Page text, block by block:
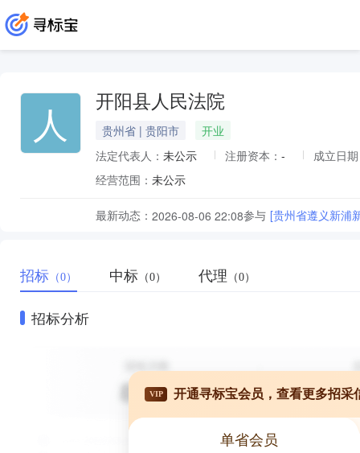
人 开阳县人民法院
贵州省 | 贵阳市
开业
法定代表人： 未公示 注册资本： -
成立日
经营范围： 未公示
最新动态： 2026-08-06 22:08参与 [贵州省遵义新浦
招标 （0） 中标 （0） 代理 （0）
招标分析
VIP 开通寻标宝会员，查看更多招采
单省会员